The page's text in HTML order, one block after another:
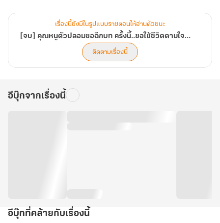
เอง
เรื่องนี้ยังมีในรูปแบบรายตอนให้อ่านด้วยนะ
[จบ] คุณหนูตัวปลอมขอฉีกบท ครั้งนี้..ขอใช้ชีวิตตามใจตัวเอง
ติดตามเรื่องนี้
อีบุ๊กจากเรื่องนี้
อีบุ๊กที่คล้ายกับเรื่องนี้